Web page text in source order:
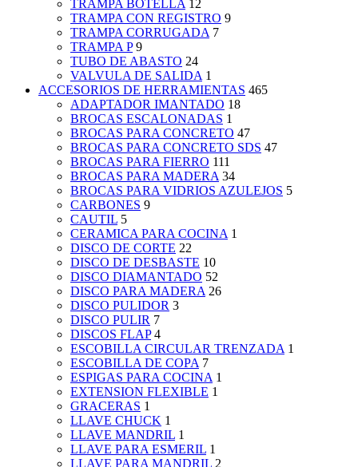
TRAMPA BOTELLA 12
TRAMPA CON REGISTRO 9
TRAMPA CORRUGADA 7
TRAMPA P 9
TUBO DE ABASTO 24
VALVULA DE SALIDA 1
ACCESORIOS DE HERRAMIENTAS 465
ADAPTADOR IMANTADO 18
BROCAS ESCALONADAS 1
BROCAS PARA CONCRETO 47
BROCAS PARA CONCRETO SDS 47
BROCAS PARA FIERRO 111
BROCAS PARA MADERA 34
BROCAS PARA VIDRIOS AZULEJOS 5
CARBONES 9
CAUTIL 5
CERAMICA PARA COCINA 1
DISCO DE CORTE 22
DISCO DE DESBASTE 10
DISCO DIAMANTADO 52
DISCO PARA MADERA 26
DISCO PULIDOR 3
DISCO PULIR 7
DISCOS FLAP 4
ESCOBILLA CIRCULAR TRENZADA 1
ESCOBILLA DE COPA 7
ESPIGAS PARA COCINA 1
EXTENSION FLEXIBLE 1
GRACERAS 1
LLAVE CHUCK 1
LLAVE MANDRIL 1
LLAVE PARA ESMERIL 1
LLAVE PARA MANDRIL 2